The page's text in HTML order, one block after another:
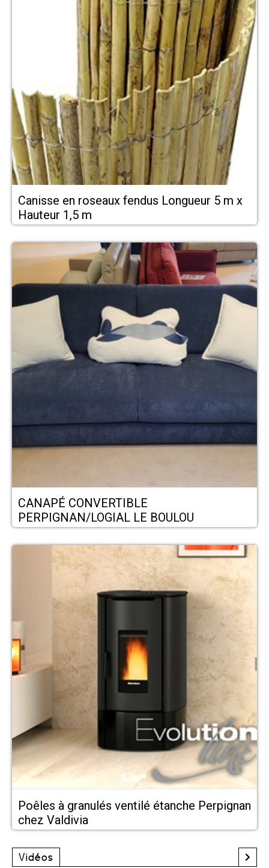
Canisse en roseaux fendus Longueur 5 m x
Hauteur 1,5 m
CANAPÉ CONVERTIBLE
PERPIGNAN/LOGIAL LE BOULOU
Poêles à granulés ventilé étanche Perpignan
chez Valdivia
Vidéos